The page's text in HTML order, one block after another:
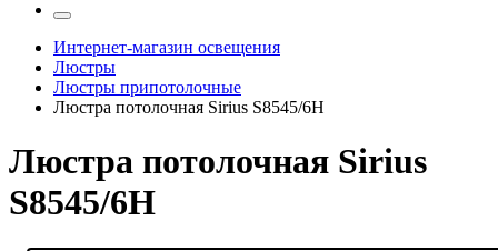
Интернет-магазин освещения
Люстры
Люстры припотолочные
Люстра потолочная Sirius S8545/6H
Люстра потолочная Sirius
S8545/6H